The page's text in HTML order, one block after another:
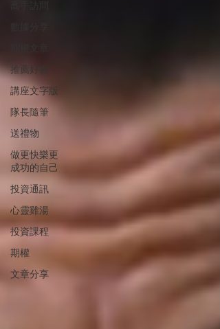
推薦好書
講座文字版
隊長隨筆
送禮物
做更快樂更
成功的自己
投資通訊
心靈雞湯
投資課程
期權
文章分享